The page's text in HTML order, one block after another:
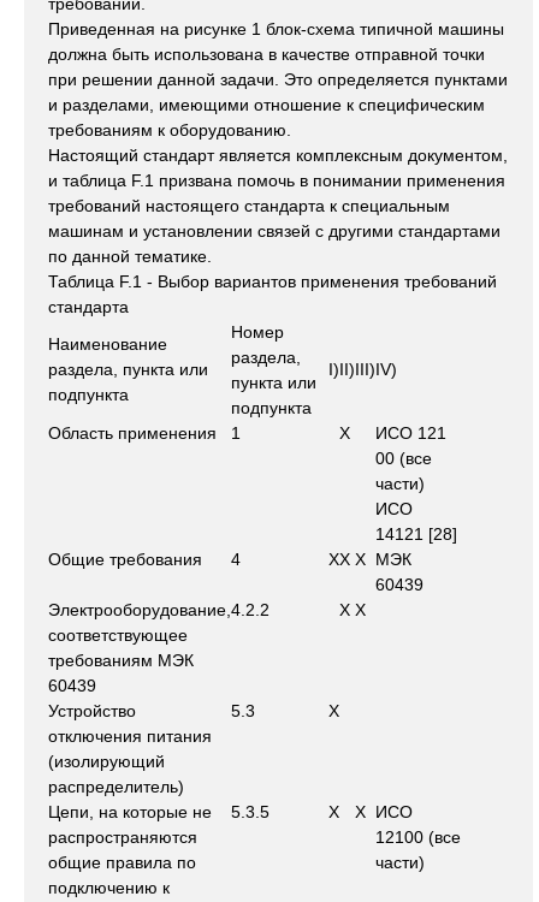
Приведенная на рисунке 1 блок-схема типичной машины
должна быть использована в качестве отправной точки
при решении данной задачи. Это определяется пунктами
и разделами, имеющими отношение к специфическим
требованиям к оборудованию.
Настоящий стандарт является комплексным документом,
и таблица F.1 призвана помочь в понимании применения
требований настоящего стандарта к специальным
машинам и установлении связей с другими стандартами
по данной тематике.
Таблица F.1 - Выбор вариантов применения требований
стандарта
Наименование
раздела, пункта или
подпункта
Номер
раздела,
пункта или
подпункта
I)II)III)IV)
Область применения 1 X
ИСО 121
00 (все
части)
ИСО
14121 [28]
Общие требования
4 XX X МЭК
60439
Электрооборудование,
соответствующее
требованиям МЭК
60439
4.2.2 X X
Устройство
отключения питания
(изолирующий
распределитель)
5.3 X
Цепи, на которые не
распространяются
общие правила по
подключению к
5.3.5 X X ИСО
12100 (все
части)